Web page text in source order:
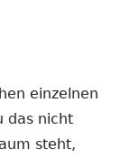
einzelnen
das nicht
steht,